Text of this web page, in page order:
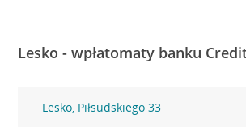
Lesko - wpłatomaty banku
Lesko, Piłsudskiego 33